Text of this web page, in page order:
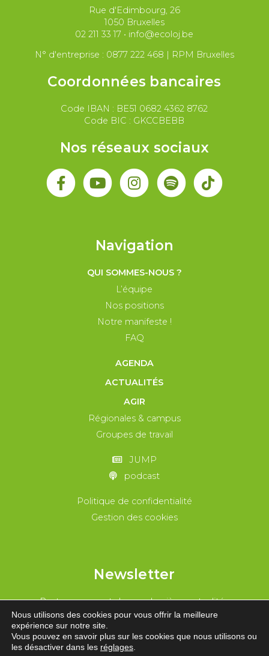
Paix et droit international
Rue d'Edimbourg, 26
1050 Bruxelles
02 211 33 17 • info@ecoloj.be
N° d'entreprise : 0877 222 468 | RPM Bruxelles
Coordonnées bancaires
Code IBAN : BE51 0682 4362 8762
Code BIC : GKCCBEBB
Nos réseaux sociaux
Navigation
QUI SOMMES-NOUS ?
L’équipe
Nos positions
Notre manifeste !
FAQ
AGENDA
ACTUALITÉS
AGIR
Régionales & campus
Groupes de travail
JUMP
podcast
Politique de confidentialité
Gestion des cookies
Newsletter
Reste au courant de nos dernières actualités
REJOINS-NOUS !
Nous utilisons des cookies pour vous offrir la meilleure
expérience sur notre site.
Vous pouvez en savoir plus sur les cookies que nous utilisons ou
les désactiver dans les réglages